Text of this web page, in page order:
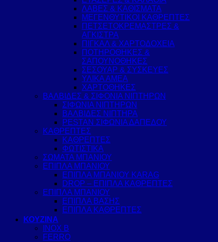
ΛΑΒΕΣ & ΚΑΘΙΣΜΑΤΑ
ΜΕΓΕΝΘΥΤΙΚΟΙ ΚΑΘΡΕΠΤΕΣ
ΠΕΤΣΕΤΟΚΡΕΜΑΣΤΡΕΣ &
ΑΓΚΙΣΤΡΑ
ΠΙΓΚΑΛ & ΧΑΡΤΟΔΟΧΕΙΑ
ΠΟΤΗΡΟΘΗΚΕΣ &
ΣΑΠΟΥΝΟΘΗΚΕΣ
ΣΕΣΟΥΑΡ & ΣΥΣΚΕΥΕΣ
ΥΛΙΚΑ ΑΜΕΑ
ΧΑΡΤΟΘΗΚΕΣ
ΒΑΛΒΙΔΕΣ & ΣΙΦΟΝΙΑ ΝΙΠΤΗΡΩΝ
ΣΙΦΩΝΙΑ ΝΙΠΤΗΡΩΝ
ΒΑΛΒΙΔΕΣ ΝΙΠΤΗΡΑ
PESTAN ΣΙΦΩΝΙΑ ΔΑΠΕΔΟΥ
ΚΑΘΡΕΠΤΕΣ
ΚΑΘΡΕΠΤΕΣ
ΦΩΤΙΣΤΙΚΑ
ΣΩΜΑΤΑ ΜΠΑΝΙΟΥ
ΕΠΙΠΛΑ ΜΠΑΝΙΟΥ
ΕΠΙΠΛΑ ΜΠΑΝΙΟΥ KARAG
DROP – ΕΠΙΠΛΑ ΚΑΘΡΕΠΤΕΣ
ΕΠΙΠΛΑ ΜΠΑΝΙΟΥ
ΕΠΙΠΛΑ ΒΑΣΗΣ
ΕΠΙΠΛΑ ΚΑΘΡΕΠΤΕΣ
ΚΟΥΖΙΝΑ
INOX B
FERRO